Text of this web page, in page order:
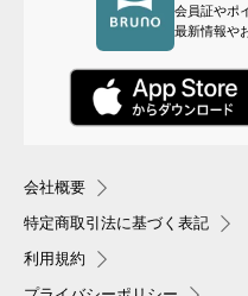
生地のアップ：ブラック
時間の雨水では水が染みこむ
場合がございます。
会員証やポ
最新情報や
会社概要
特定商取引法に基づく表記
利用規約